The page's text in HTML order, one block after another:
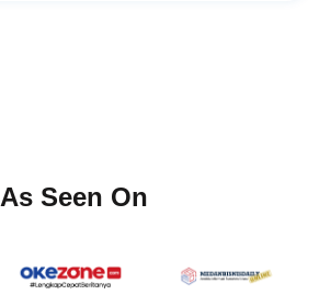
As Seen On